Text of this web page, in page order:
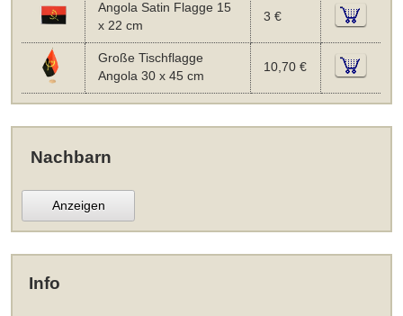
Angola Satin Flagge 15
x 22 cm
3 €
Große Tischflagge
Angola 30 x 45 cm
10,70 €
Nachbarn
Anzeigen
Info